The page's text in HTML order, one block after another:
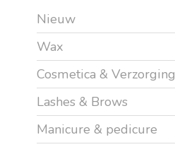
Nieuw
Wax
Cosmetica & Verzorging
Lashes & Brows
Manicure & pedicure